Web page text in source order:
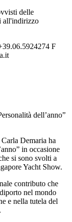
delle
all'indirizzo
F
dell’anno”
Demaria ha
in occasione
si sono svolti a
Yacht Show.
contributo che
nel mondo
e nella tutela del